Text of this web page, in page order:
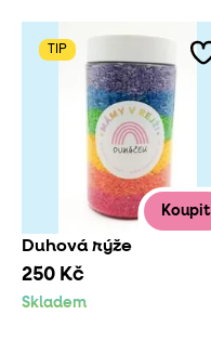
TIP
Koupit
Duhová rýže
250 Kč
Skladem